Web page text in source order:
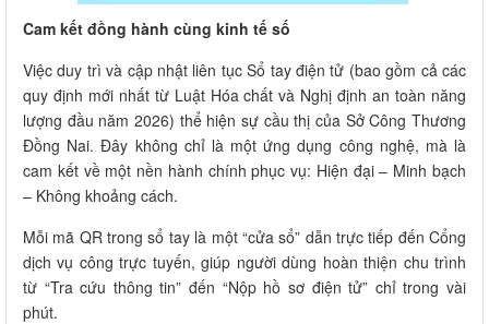
Cam kết đồng hành cùng kinh tế số
Việc duy trì và cập nhật liên tục Sổ tay điện tử (bao gồm cả các
quy định mới nhất từ Luật Hóa chất và Nghị định an toàn năng
lượng đầu năm 2026) thể hiện sự cầu thị của Sở Công Thương
Đồng Nai. Đây không chỉ là một ứng dụng công nghệ, mà là
cam kết về một nền hành chính phục vụ: Hiện đại – Minh bạch
– Không khoảng cách.
Mỗi mã QR trong sổ tay là một “cửa sổ” dẫn trực tiếp đến Cổng
dịch vụ công trực tuyến, giúp người dùng hoàn thiện chu trình
từ “Tra cứu thông tin” đến “Nộp hồ sơ điện tử” chỉ trong vài
phút.